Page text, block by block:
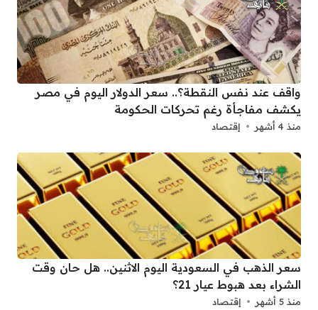
واقف عند نفس النقطة؟.. سعر الدولار اليوم في مصر
يكشف مفاجأة رغم تحركات الحكومة
منذ 4 أشهر إقتصاد
سعر الذهب في السعودية اليوم الاثنين.. هل حان وقت
الشراء بعد هبوط عيار 21؟
منذ 5 أشهر إقتصاد